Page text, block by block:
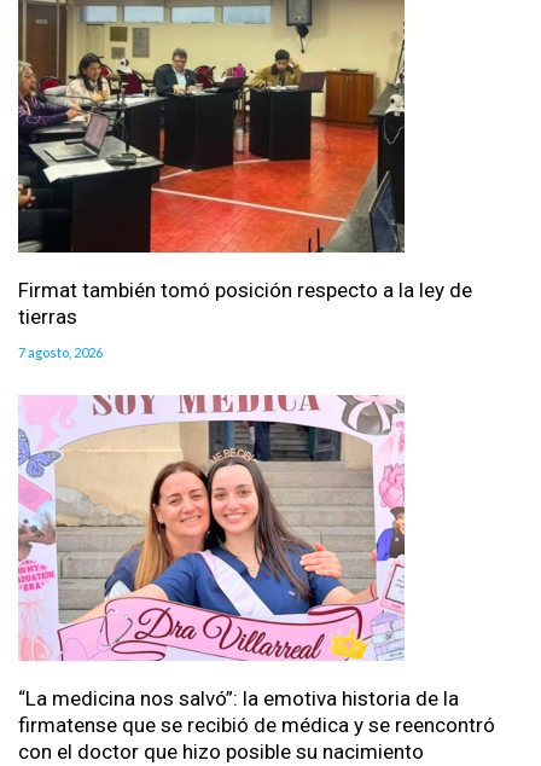
Firmat también tomó posición respecto a la ley de
tierras
7 agosto, 2026
“La medicina nos salvó”: la emotiva historia de la
firmatense que se recibió de médica y se reencontró
con el doctor que hizo posible su nacimiento